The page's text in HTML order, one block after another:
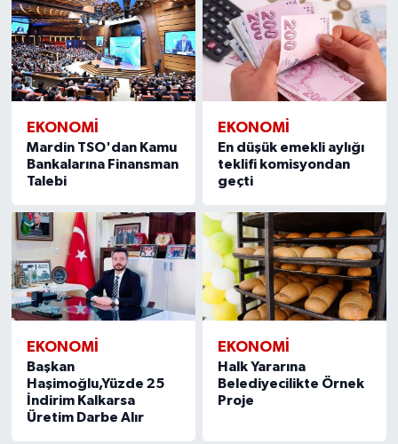
EKONOMI
Mardin TSO'dan Kamu
Bankalarına Finansman
Talebi
EKONOMI
En düşük emekli aylığı
teklifi komisyondan
geçti
EKONOMI
Başkan
Haşimoğlu,Yüzde 25
İndirim Kalkarsa
Üretim Darbe Alır
EKONOMI
Halk Yararına
Belediyecilikte Örnek
Proje